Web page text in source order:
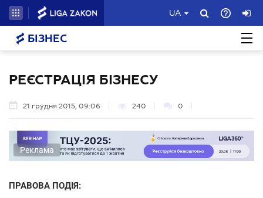
UA
БІЗНЕС
РЕЄСТРАЦІЯ БІЗНЕСУ
21 грудня 2015, 09:06 240 0
Реклама
ПРАВОВА ПОДІЯ: